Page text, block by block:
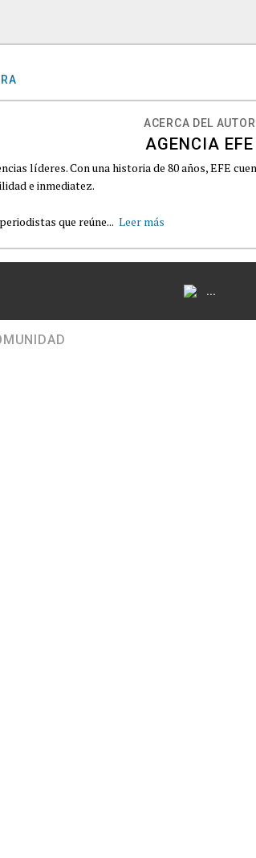
ACERCA DEL AUTOR
AGENCIA EFE
líderes. Con una historia de 80 años, EFE
e inmediatez.
que reúne... Leer más
...